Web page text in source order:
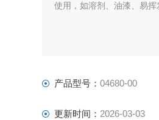
使用，如溶剂、油漆、易
产品型号： 04680-00
更新时间： 2026-03-03